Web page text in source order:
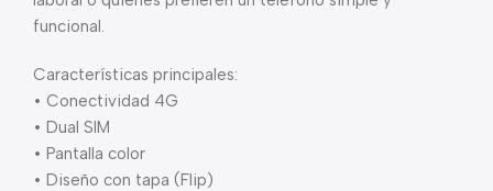
funcional.
Características principales:
• Conectividad 4G
• Dual SIM
• Pantalla color
• Diseño con tapa (Flip)